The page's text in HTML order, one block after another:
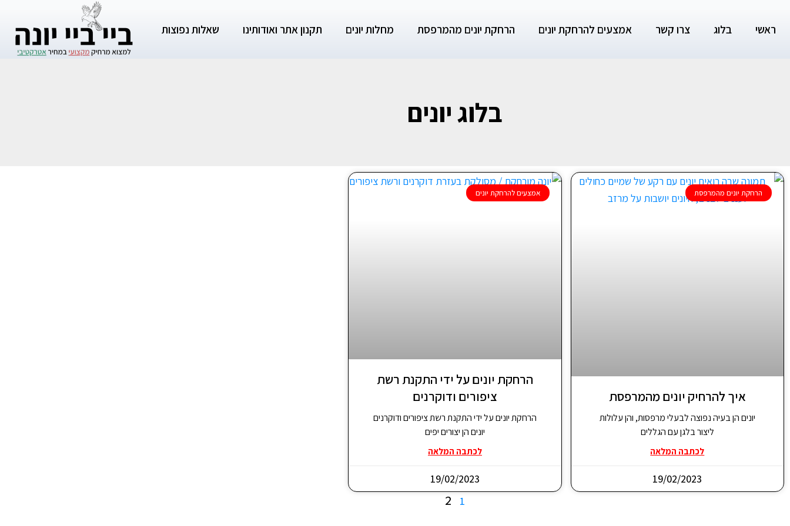
לתוכןראשי בלוג צרו קשר אמצעים להרחקת יונים הרחקת יונים מהמרפסת מחלות יונים תקנון אתר ואודותינו שאלות נפוצות
בלוג יונים
הרחקת יונים מהמרפסת
איך להרחיק יונים מהמרפסת
יונים הן בעיה נפוצה לבעלי מרפסות, והן עלולות
ליצור בלגן עם הגללים
לכתבה המלאה
19/02/2023
אמצעים להרחקת יונים
הרחקת יונים על ידי התקנת רשת
ציפורים ודוקרנים​
הרחקת יונים על ידי התקנת רשת ציפורים ודוקרנים
יונים הן יצורים יפים
לכתבה המלאה
19/02/2023
עמוד
1
עמוד
2